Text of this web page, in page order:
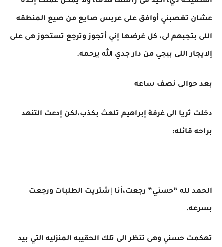
عشان تغصبني أوافق على عريس صايع من صيع المنطقه
اللى بتجبهم لى، كل غرضها إني أتجوز وترجع تستحوز هى على
إلايجار اللى بيجي من دار جدي الله يرحمه.
بعد حوالى نصف ساعه
دخلت ثريا الى غرفة إبراهيم تلهث بكذب،لكن إدعت التنهد
براحه قائله:
الحمد لله “حسني” رجعت،أنا إشتريت الطلبات ورجعت
بسرعه.
تهكمت حسني وهى تنظر الى تلك الحقيبه المنزليه التي بيد